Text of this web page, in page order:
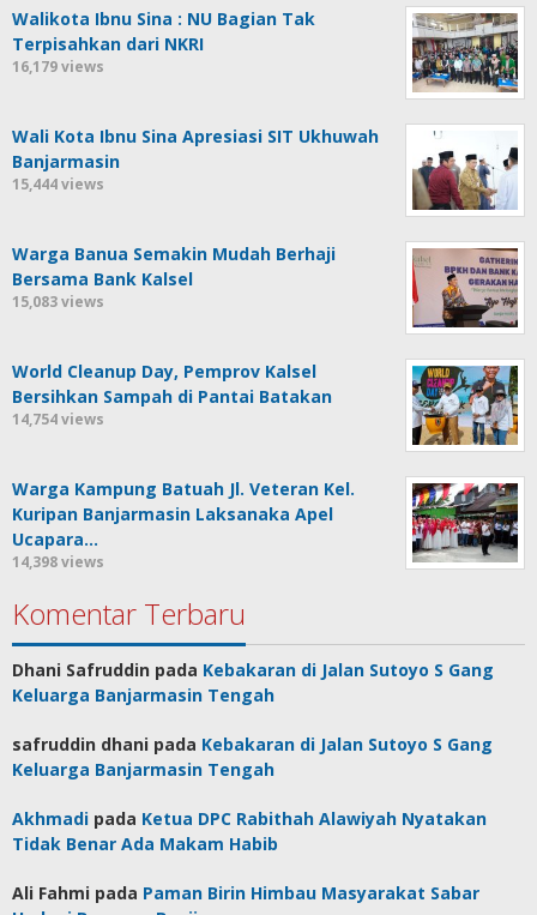
Walikota Ibnu Sina : NU Bagian Tak
Terpisahkan dari NKRI
16,179 views
Wali Kota Ibnu Sina Apresiasi SIT Ukhuwah
Banjarmasin
15,444 views
Warga Banua Semakin Mudah Berhaji
Bersama Bank Kalsel
15,083 views
World Cleanup Day, Pemprov Kalsel
Bersihkan Sampah di Pantai Batakan
14,754 views
Warga Kampung Batuah Jl. Veteran Kel.
Kuripan Banjarmasin Laksanaka Apel
Ucapara…
14,398 views
Komentar Terbaru
Dhani Safruddin pada Kebakaran di Jalan Sutoyo S Gang
Keluarga Banjarmasin Tengah
safruddin dhani pada Kebakaran di Jalan Sutoyo S Gang
Keluarga Banjarmasin Tengah
Akhmadi pada Ketua DPC Rabithah Alawiyah Nyatakan
Tidak Benar Ada Makam Habib
Ali Fahmi pada Paman Birin Himbau Masyarakat Sabar